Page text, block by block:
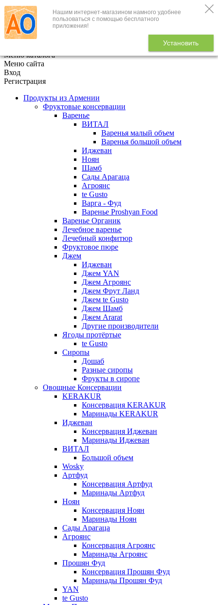
Нашим интернет-магазином намного удобнее
пользоваться с помощью бесплатного
приложения!
Установить
+7 (495) 646-888-1
В корзине
Меню каталога
Меню сайта
Вход
Регистрация
Продукты из Армении
Фруктовые консервации
Варенье
ВИТАЛ
Варенья малый объем
Варенья большой объем
Иджеван
Ноян
Шамб
Сады Арагаца
Агроянс
te Gusto
Варга - Фуд
Варенье Proshyan Food
Варенье Органик
Лечебное варенье
Лечебный конфитюр
Фруктовое пюре
Джем
Иджеван
Джем YAN
Джем Агроянс
Джем Фрут Ланд
Джем te Gusto
Джем Шамб
Джем Ararat
Другие производители
Ягоды протёртые
te Gusto
Сиропы
Дошаб
Разные сиропы
Фрукты в сиропе
Овощные Консервации
KERAKUR
Консервация KERAKUR
Маринады KERAKUR
Иджеван
Консервация Иджеван
Маринады Иджеван
ВИТАЛ
Большой объем
Wosky
Артфуд
Консервация Артфуд
Маринады Артфуд
Ноян
Консервация Ноян
Маринады Ноян
Сады Арагаца
Агроянс
Консервация Агроянс
Маринады Агроянс
Прошян Фуд
Консервация Прошян Фуд
Маринады Прошян Фуд
YAN
te Gusto